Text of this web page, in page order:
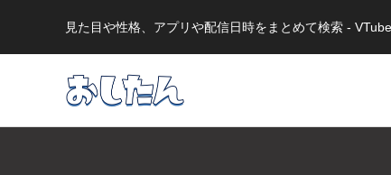
見た目や性格、アプリや配信日時をまとめて検索 -